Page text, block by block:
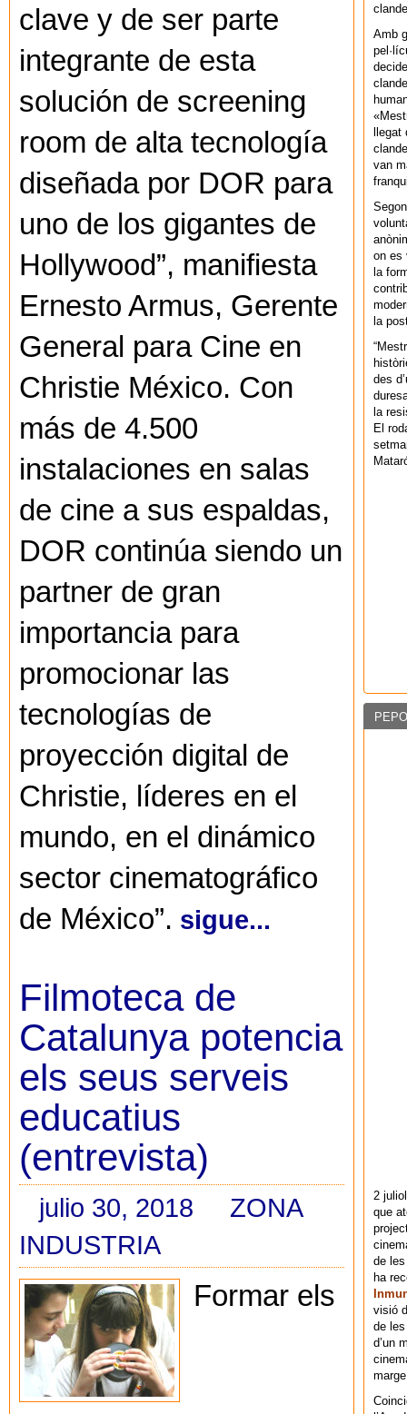
clave y de ser parte
integrante de esta
solución de screening
room de alta tecnología
diseñada por DOR para
uno de los gigantes de
Hollywood”, manifiesta
Ernesto Armus, Gerente
General para Cine en
Christie México. Con
más de 4.500
instalaciones en salas
de cine a sus espaldas,
DOR continúa siendo un
partner de gran
importancia para
promocionar las
tecnologías de
proyección digital de
Christie, líderes en el
mundo, en el dinámico
sector cinematográfico
de México”. sigue...
Filmoteca de
Catalunya potencia
els seus serveis
educatius
(entrevista)
julio 30, 2018
ZONA
INDUSTRIA
Formar els
Amb
van
on es
la
la
des
la
El
2
que
de
ha
visió
de
d’un